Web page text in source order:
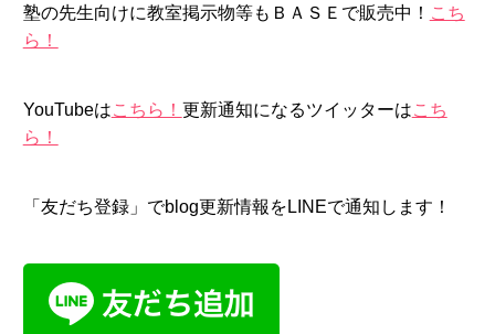
塾の先生向けに教室掲示物等もＢＡＳＥで販売中！ こち
ら！
YouTubeはこちら！ 更新通知になるツイッターはこち
ら！
「友だち登録」でblog更新情報をLINEで通知します！